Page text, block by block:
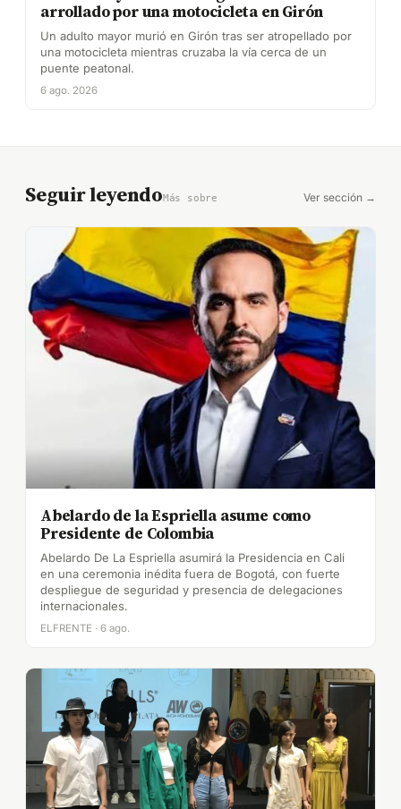
arrollado por una motocicleta en Girón
Un adulto mayor murió en Girón tras ser atropellado por
una motocicleta mientras cruzaba la vía cerca de un
puente peatonal.
6 ago. 2026
Seguir leyendoMás sobre Ver sección →
Abelardo de la Espriella asume como
Presidente de Colombia
Abelardo De La Espriella asumirá la Presidencia en Cali
en una ceremonia inédita fuera de Bogotá, con fuerte
despliegue de seguridad y presencia de delegaciones
internacionales.
ELFRENTE · 6 ago.